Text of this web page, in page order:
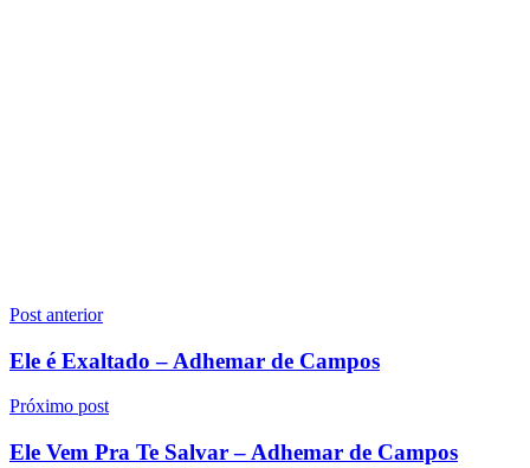
Navegação
de
Post anterior
Ele é Exaltado – Adhemar de Campos
Próximo post
Ele Vem Pra Te Salvar – Adhemar de Campos